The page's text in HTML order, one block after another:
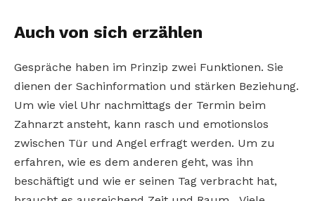
Auch von sich erzählen
Gespräche haben im Prinzip zwei Funktionen. Sie
dienen der Sachinformation und stärken Beziehung.
Um wie viel Uhr nachmittags der Termin beim
Zahnarzt ansteht, kann rasch und emotionslos
zwischen Tür und Angel erfragt werden. Um zu
erfahren, wie es dem anderen geht, was ihn
beschäftigt und wie er seinen Tag verbracht hat,